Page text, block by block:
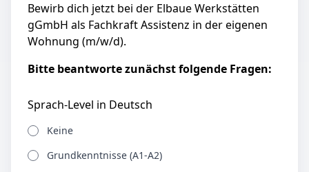
Bewirb dich jetzt bei der Elbaue Werkstätten
gGmbH als Fachkraft Assistenz in der eigenen
Wohnung (m/w/d).
Bitte beantworte zunächst folgende Fragen:
Sprach-Level in Deutsch
Keine
Grundkenntnisse (A1-A2)